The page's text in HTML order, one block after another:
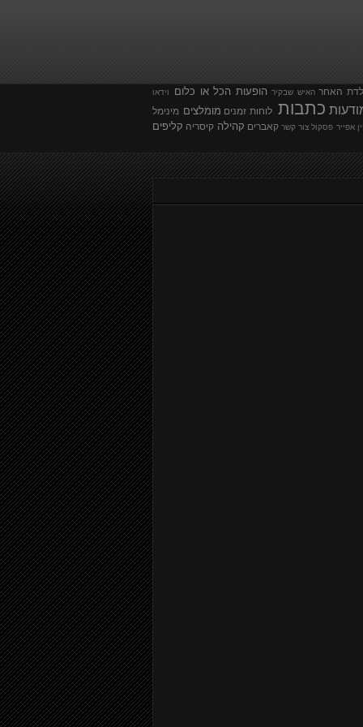
האחר האיש שבקיר הופעות הכל או כלום וידאו
כתבות לוחות זמנים מומלצים מינימל
אפייר פסקול צור קשר קאברים קהילה קיסריה קליפים